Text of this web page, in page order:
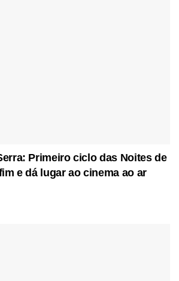
Primeiro ciclo das Noites de
e dá lugar ao cinema ao ar